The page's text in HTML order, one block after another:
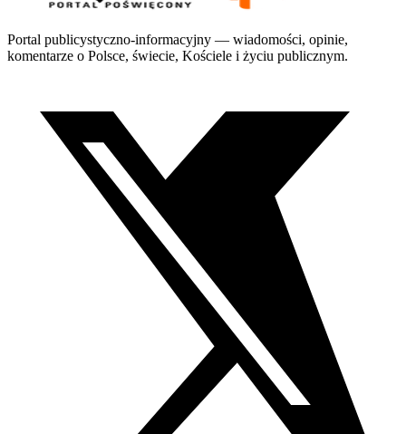
Portal publicystyczno-informacyjny — wiadomości, opinie,
komentarze o Polsce, świecie, Kościele i życiu publicznym.